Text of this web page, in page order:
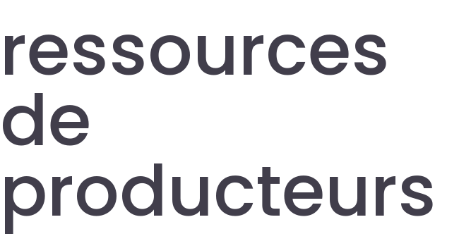
ressources
de
producteurs